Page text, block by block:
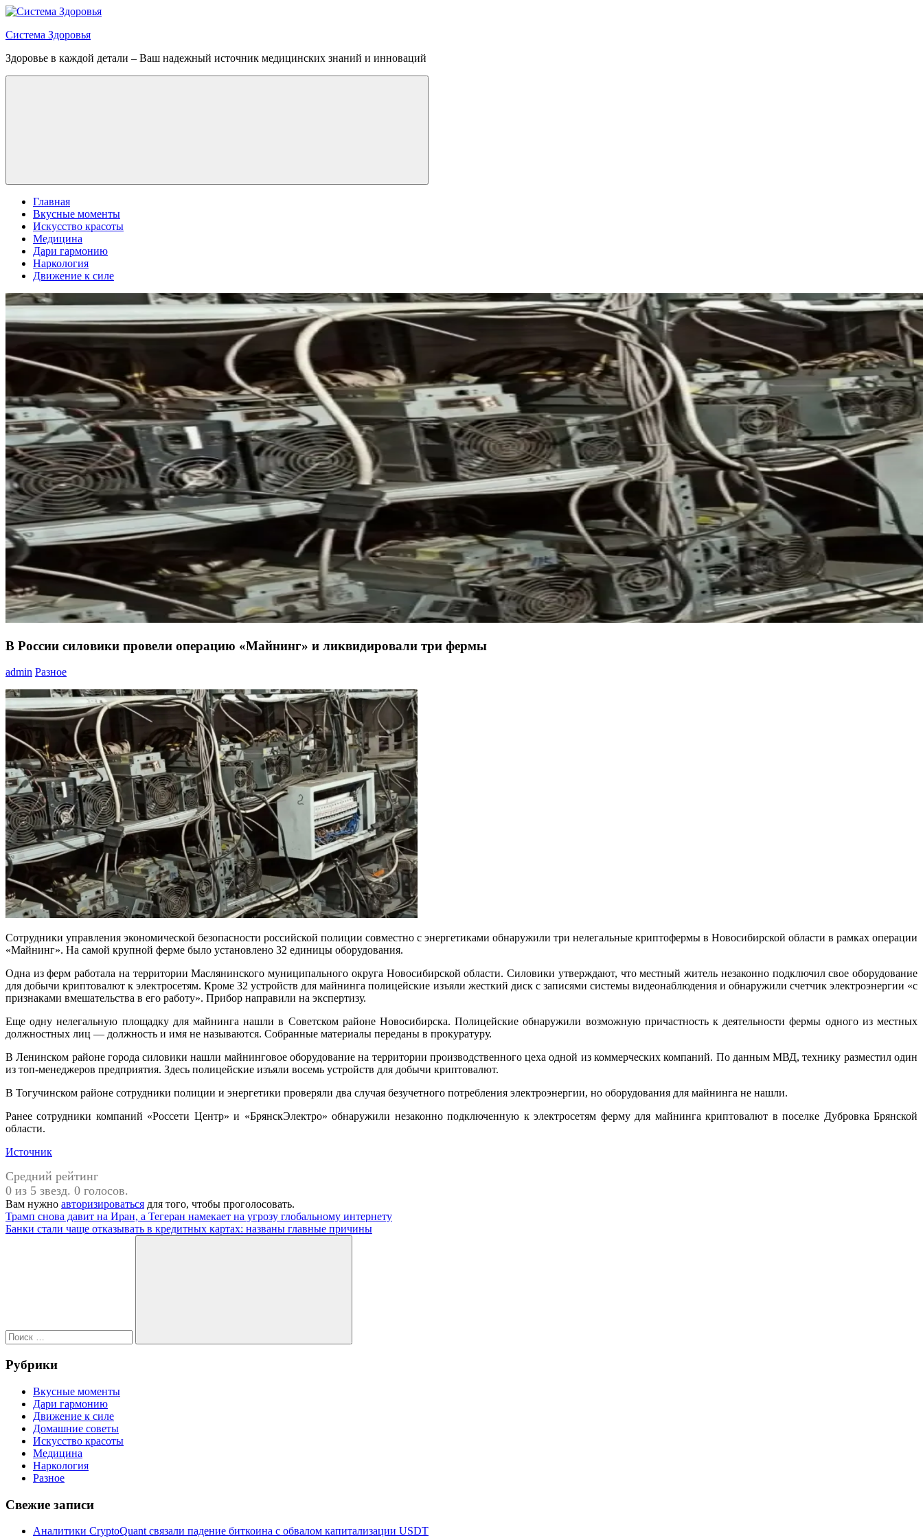
Перейти
содержимому
Система Здоровья
Здоровье в каждой детали – Ваш надежный источник медицинских знаний и инноваций
Меню
Главная
Вкусные моменты
Искусство красоты
Медицина
Дари гармонию
Наркология
Движение к силе
В России силовики провели операцию «Майнинг» и ликвидировали три фермы
admin Разное
Сотрудники управления экономической безопасности российской полиции совместно с энергетиками обнаружили три нелегальные криптофермы в Новосибирской области в рамках операции
«Майнинг». На самой крупной ферме было установлено 32 единицы оборудования.
Одна из ферм работала на территории Маслянинского муниципального округа Новосибирской области. Силовики утверждают, что местный житель незаконно подключил свое оборудование
для добычи криптовалют к электросетям. Кроме 32 устройств для майнинга полицейские изъяли жесткий диск с записями системы видеонаблюдения и обнаружили счетчик электроэнергии «с
признаками вмешательства в его работу». Прибор направили на экспертизу.
Еще одну нелегальную площадку для майнинга нашли в Советском районе Новосибирска. Полицейские обнаружили возможную причастность к деятельности фермы одного из местных
должностных лиц — должность и имя не называются. Собранные материалы переданы в прокуратуру.
В Ленинском районе города силовики нашли майнинговое оборудование на территории производственного цеха одной из коммерческих компаний. По данным МВД, технику разместил один
из топ-менеджеров предприятия. Здесь полицейские изъяли восемь устройств для добычи криптовалют.
В Тогучинском районе сотрудники полиции и энергетики проверяли два случая безучетного потребления электроэнергии, но оборудования для майнинга не нашли.
Ранее сотрудники компаний «Россети Центр» и «БрянскЭлектро» обнаружили незаконно подключенную к электросетям ферму для майнинга криптовалют в поселке Дубровка Брянской
области.
Источник
Средний рейтинг
0 из 5 звезд. 0 голосов.
Вам нужно авторизироваться для того, чтобы проголосовать.
Навигация
по
Предыдущая
запись:
Трамп снова давит на Иран, а Тегеран намекает на угрозу глобальному интернету
Следующая
Банки стали чаще отказывать в кредитных картах: названы главные причины
Поиск
Рубрики
Вкусные моменты
Дари гармонию
Движение к силе
Домашние советы
Искусство красоты
Медицина
Наркология
Разное
Свежие записи
Аналитики CryptoQuant связали падение биткоина с обвалом капитализации USDT